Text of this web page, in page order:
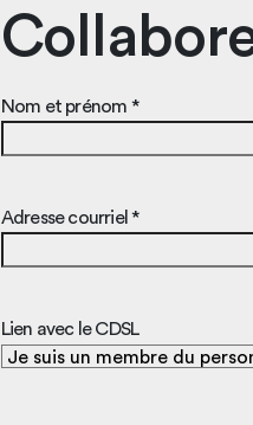
Nom et prénom *
Adresse courriel *
Lien avec le CDSL